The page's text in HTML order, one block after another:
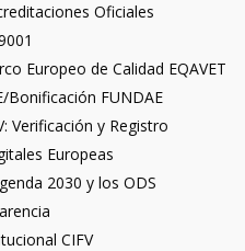
Oficiales
Europeo de Calidad EQAVET
Bonificación FUNDAE
Verificación y Registro
Europeas
2030 y los ODS
CIFV